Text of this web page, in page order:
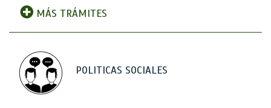
MÁS TRÁMITES
POLITICAS SOCIALES